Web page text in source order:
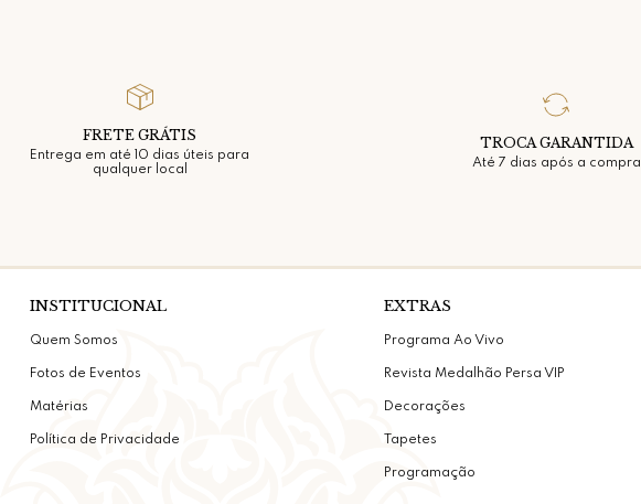
FRETE GRÁTIS
Entrega em até 10 dias úteis para
qualquer local
TROCA GARANTIDA
Até 7 dias após a compra
INSTITUCIONAL
Quem Somos
Fotos de Eventos
Matérias
Política de Privacidade
EXTRAS
Programa Ao Vivo
Revista Medalhão Persa VIP
Decorações
Tapetes
Programação